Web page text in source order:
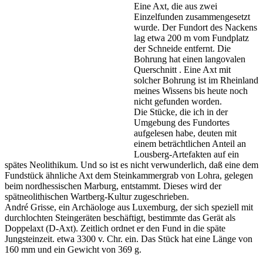
Eine Axt, die aus zwei
Einzelfunden zusammengesetzt
wurde. Der Fundort des Nackens
lag etwa 200 m vom Fundplatz
der Schneide entfernt. Die
Bohrung hat einen langovalen
Querschnitt . Eine Axt mit
solcher Bohrung ist im Rheinland
meines Wissens bis heute noch
nicht gefunden worden.
Die Stücke, die ich in der
Umgebung des Fundortes
aufgelesen habe, deuten mit
einem beträchtlichen Anteil an
Lousberg-Artefakten auf ein
spätes Neolithikum. Und so ist es nicht verwunderlich, daß eine dem
Fundstück ähnliche Axt dem Steinkammergrab von Lohra, gelegen
beim nordhessischen Marburg, entstammt. Dieses wird der
spätneolithischen Wartberg-Kultur zugeschrieben.
André Grisse, ein Archäologe aus Luxemburg, der sich speziell mit
durchlochten Steingeräten beschäftigt, bestimmte das Gerät als
Doppelaxt (D-Axt). Zeitlich ordnet er den Fund in die späte
Jungsteinzeit. etwa 3300 v. Chr. ein. Das Stück hat eine Länge von
160 mm und ein Gewicht von 369 g.